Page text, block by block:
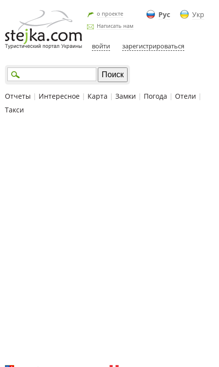
Рус Укр
о проекте
Написать нам
войти зарегистрироваться
Отчеты | Интересное | Карта | Замки | Погода | Отели |
Такси